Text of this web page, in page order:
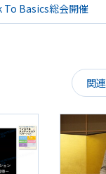
To Basics総会開催
関